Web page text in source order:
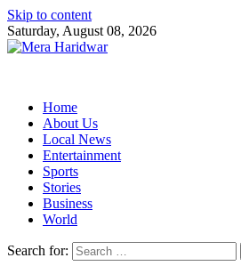
Skip to content
Saturday, August 08, 2026
Home
About Us
Local News
Entertainment
Sports
Stories
Business
World
Search for: